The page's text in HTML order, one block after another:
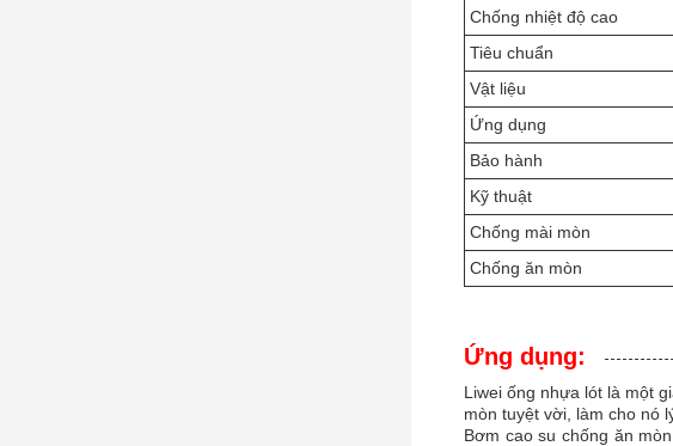
Chống nhiệt độ cao
Tiêu chuẩn
Vật liệu
Ứng dụng
Bảo hành
Kỹ thuật
Chống mài mòn
Chống ăn mòn
Ứng dụng:
Liwei ống nhựa lót là một
mòn tuyệt vời, làm cho nó
Bơm cao su chống ăn